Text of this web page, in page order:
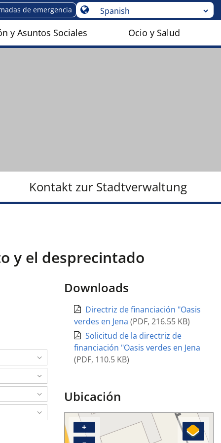
de emergencia
y Asuntos Sociales Ocio y Salud
Kontakt zur Stadtverwaltung
y el desprecintado
Downloads
Directriz de financiación "Oasis
verdes en Jena (PDF, 216.55 KB)
Solicitud de la directriz de
financiación "Oasis verdes en Jena
(PDF, 110.5 KB)
Ubicación
+